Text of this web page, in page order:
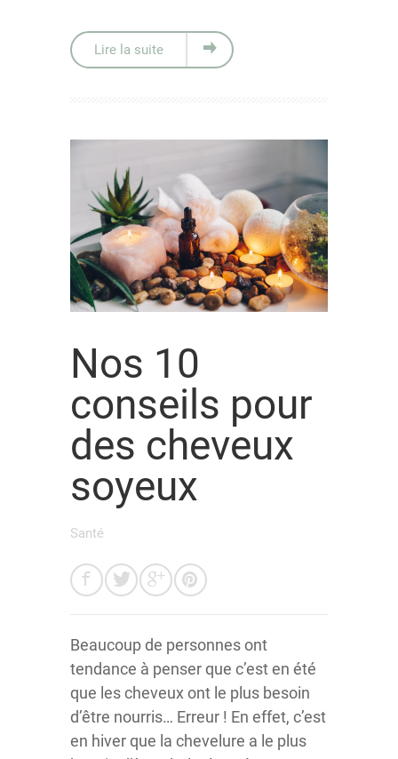
Lire la suite
Nos 10
conseils pour
des cheveux
soyeux
Santé
Beaucoup de personnes ont
tendance à penser que c’est en été
que les cheveux ont le plus besoin
d’être nourris… Erreur ! En effet, c’est
en hiver que la chevelure a le plus